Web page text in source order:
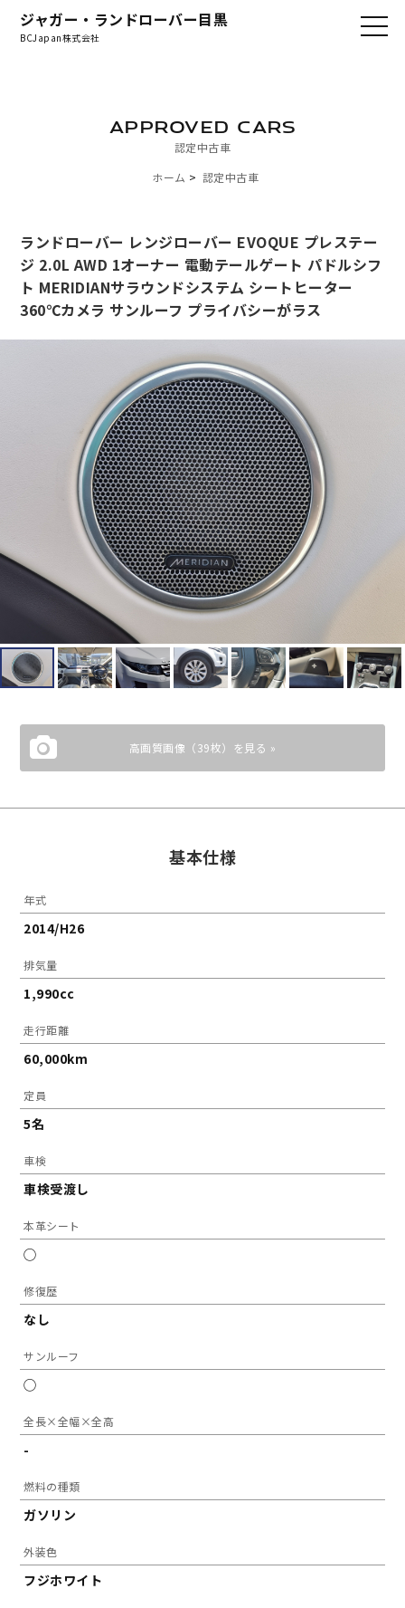
ジャガー・ランドローバー目黒
BCJapan株式会社
認定中古車
APPROVED CARS
ホーム 認定中古車
ランドローバー レンジローバー EVOQUE プレステー
ジ 2.0L AWD 1オーナー 電動テールゲート パドルシフ
ト MERIDIANサラウンドシステム シートヒーター
360℃カメラ サンルーフ プライバシーがラス
高画質画像（39枚）を見る »
基本仕様
年式
2014/H26
排気量
1,990cc
走行距離
60,000km
定員
5名
車検
車検受渡し
本革シート
◯
修復歴
なし
サンルーフ
◯
全長×全幅×全高
-
燃料の種類
ガソリン
外装色
フジホワイト